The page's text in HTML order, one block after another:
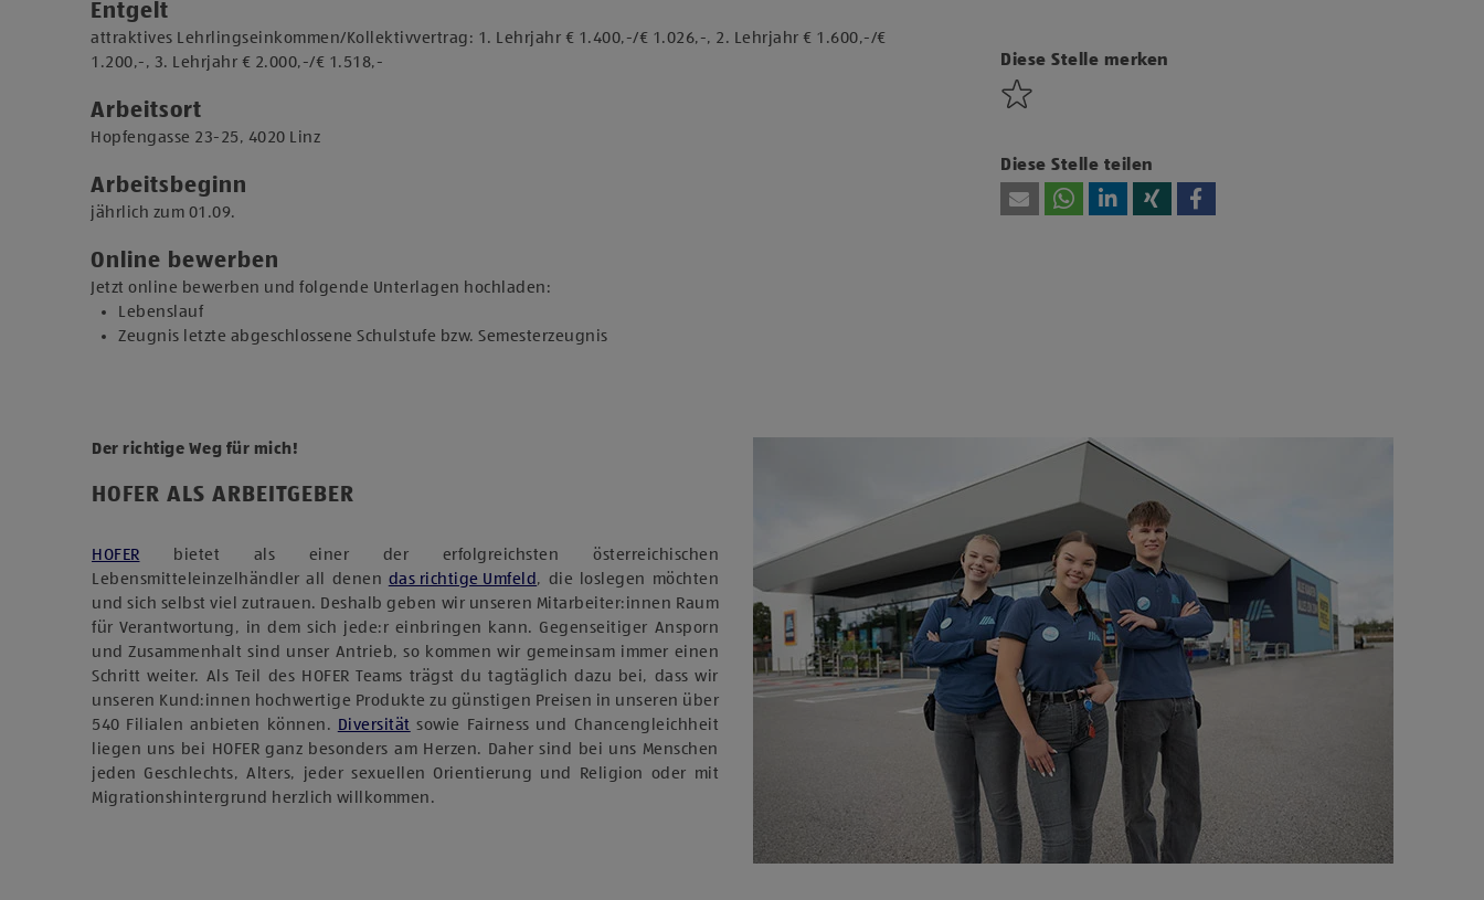
Entgelt
attraktives Lehrlingseinkommen/Kollektivvertrag: 1. Lehrjahr € 1.400,-/€ 1.026,-, 2. Lehrjahr € 1.600,-/€
1.200,-, 3. Lehrjahr € 2.000,-/€ 1.518,-
Arbeitsort
​Hopfengasse 23-25, 4020 Linz​​
Arbeitsbeginn
jährlich zum 01.09.​
Online bewerben
Jetzt online bewerben und folgende Unterlagen hochladen:
Lebenslauf
Zeugnis letzte abgeschlossene Schulstufe bzw. Semesterzeugnis
diesen Inhalt anzuzeigen.
Diese Stelle merken
Diese Stelle teilen
HOFER ALS ARBEITGEBER
Der richtige Weg für mich!
HOFER bietet als einer der erfolgreichsten österreichischen
Lebensmitteleinzelhändler all denen das richtige Umfeld , die loslegen möchten
und sich selbst viel zutrauen. Deshalb geben wir unseren Mitarbeiter:innen Raum
für Verantwortung, in dem sich jede:r einbringen kann. Gegenseitiger Ansporn
und Zusammenhalt sind unser Antrieb, so kommen wir gemeinsam immer einen
Schritt weiter. Als Teil des HOFER Teams trägst du tagtäglich dazu bei, dass wir
unseren Kund:innen hochwertige Produkte zu günstigen Preisen in unseren über
540 Filialen anbieten können. Diversität sowie Fairness und Chancengleichheit
liegen uns bei HOFER ganz besonders am Herzen. Daher sind bei uns Menschen
jeden Geschlechts, Alters, jeder sexuellen Orientierung und Religion oder mit
Migrationshintergrund herzlich willkommen.